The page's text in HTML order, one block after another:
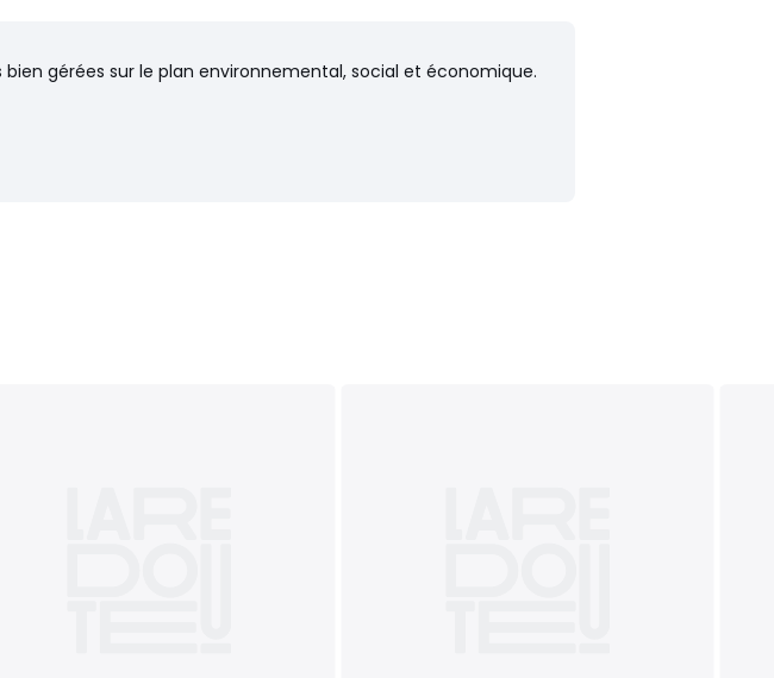
bien gérées sur le plan environnemental, social et économique.